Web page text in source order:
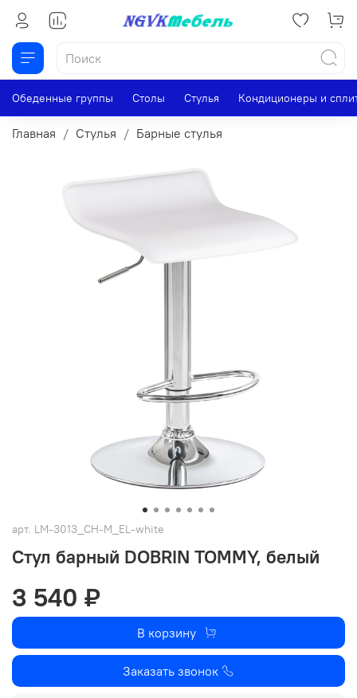
Обеденные группы Столы Стулья Кондиционеры и
Главная Стулья Барные стулья
арт. LM-3013_CH-M_EL-white
Стул барный DOBRIN TOMMY, белый
3 540 ₽
В корзину
Заказать звонок